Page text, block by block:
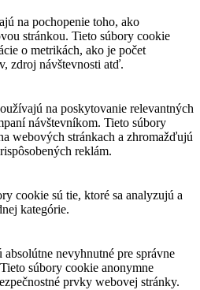
na pochopenie toho, ako
stránkou. Tieto súbory cookie
o metrikách, ako je počet
zdroj návštevnosti atď.
na poskytovanie relevantných
návštevníkom. Tieto súbory
webových stránkach a zhromažďujú
reklám.
cookie sú tie, ktoré sa analyzujú a
kategórie.
nevyhnutné pre správne
súbory cookie anonymne
prvky webovej stránky.